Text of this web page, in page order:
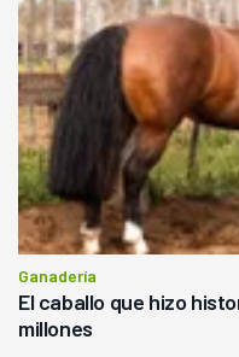
Ganadería
El caballo que hizo
millones